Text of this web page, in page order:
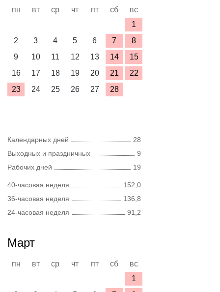
пн вт ср чт пт сб
вс
1
2
3 4 5 6 7
8
9
10 11 12 13 14
15
16
17 18 19 20 21
22
23
24 25 26 27 28
Календарных дней
28
Выходных и праздничных
9
Рабочих дней
19
40-часовая неделя
152,0
36-часовая неделя
136,8
24-часовая неделя
91,2
Март
пн вт ср чт пт сб
вс
1